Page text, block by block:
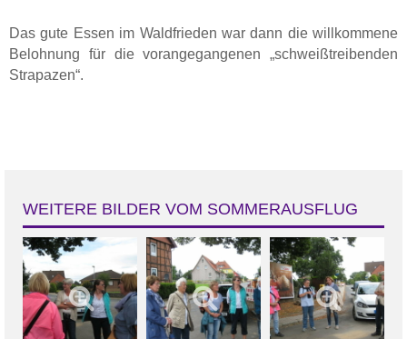
Das gute Essen im Waldfrieden war dann die willkommene
Belohnung für die vorangegangenen „schweißtreibenden
Strapazen“.
WEITERE BILDER VOM SOMMERAUSFLUG